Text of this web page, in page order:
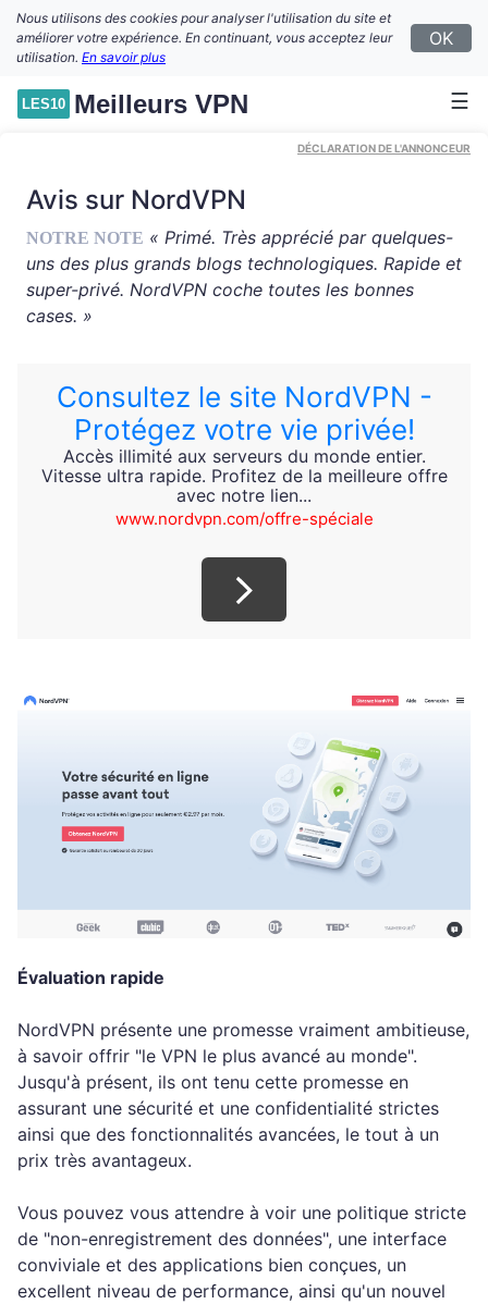
Nous utilisons des cookies pour analyser l'utilisation du site et
améliorer votre expérience. En continuant, vous acceptez leur
utilisation. En savoir plus
OK
LES10 Meilleurs VPN ☰
DÉCLARATION DE L'ANNONCEUR
Avis sur NordVPN
NOTRE NOTE « Primé. Très apprécié par quelques-
uns des plus grands blogs technologiques. Rapide et
super-privé. NordVPN coche toutes les bonnes
cases. »
Consultez le site NordVPN -
Protégez votre vie privée!
Accès illimité aux serveurs du monde entier.
Vitesse ultra rapide. Profitez de la meilleure offre
avec notre lien...
www.nordvpn.com/offre-spéciale
Évaluation rapide
NordVPN présente une promesse vraiment ambitieuse,
à savoir offrir "le VPN le plus avancé au monde".
Jusqu'à présent, ils ont tenu cette promesse en
assurant une sécurité et une confidentialité strictes
ainsi que des fonctionnalités avancées, le tout à un
prix très avantageux.
Vous pouvez vous attendre à voir une politique stricte
de "non-enregistrement des données", une interface
conviviale et des applications bien conçues, un
excellent niveau de performance, ainsi qu'un nouvel